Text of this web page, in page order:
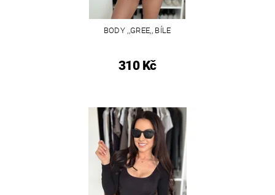
BODY ,,GREE,, BÍLE
310 Kč